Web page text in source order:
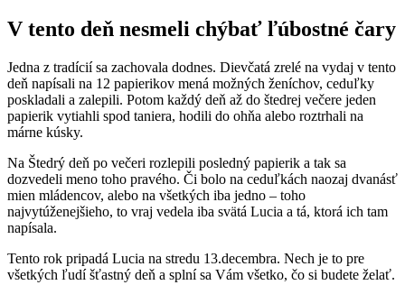
V tento deň nesmeli chýbať ľúbostné čary
Jedna z tradícií sa zachovala dodnes. Dievčatá zrelé na vydaj v tento
deň napísali na 12 papierikov mená možných ženíchov, ceduľky
poskladali a zalepili. Potom každý deň až do štedrej večere jeden
papierik vytiahli spod taniera, hodili do ohňa alebo roztrhali na
márne kúsky.
Na Štedrý deň po večeri rozlepili posledný papierik a tak sa
dozvedeli meno toho pravého. Či bolo na ceduľkách naozaj dvanásť
mien mládencov, alebo na všetkých iba jedno – toho
najvytúženejšieho, to vraj vedela iba svätá Lucia a tá, ktorá ich tam
napísala.
Tento rok pripadá Lucia na stredu 13.decembra. Nech je to pre
všetkých ľudí šťastný deň a splní sa Vám všetko, čo si budete želať.